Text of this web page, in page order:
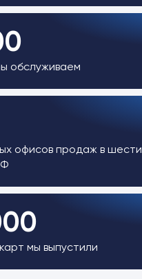
обслуживаем
офисов продаж в шести
мы выпустили